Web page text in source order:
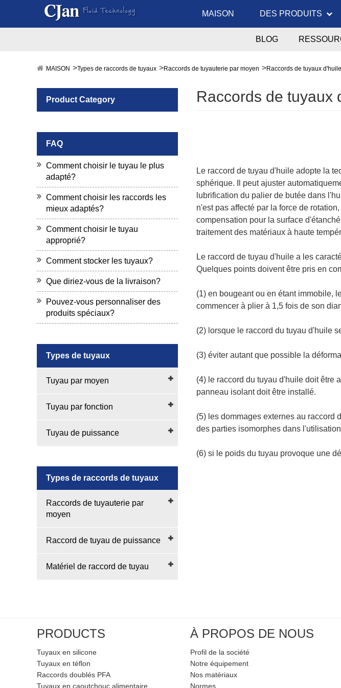
MAISON DES PRODUITS
BLOG
MAISON Types de raccords de tuyaux Raccords de tuyauterie par moyen Raccords de tuyaux d'huile
Product Category
FAQ
Comment choisir le tuyau le plus
adapté?
Comment choisir les raccords les
mieux adaptés?
Comment choisir le tuyau
approprié?
Comment stocker les tuyaux?
Que diriez-vous de la livraison?
Pouvez-vous personnaliser des
produits spéciaux?
Types de tuyaux
Tuyau par moyen
Tuyau par fonction
Tuyau de puissance
Types de raccords de tuyaux
Raccords de tuyauterie par
moyen
Raccord de tuyau de puissance
Matériel de raccord de tuyau
Raccords de tuyaux
Le raccord de tuyau d'huile adopte la
sphérique. Il peut ajuster
lubrification du palier de butée dans
n'est pas affecté par la force de
compensation pour la surface
traitement des matériaux à haute
Le raccord de tuyau d'huile a les
Quelques points doivent être pris en
(1) en bougeant ou en étant immobile,
commencer à plier à 1,5 fois de son
(2) lorsque le raccord du tuyau d'huile
(3) éviter autant que possible la
(4) le raccord du tuyau d'huile doit être
panneau isolant doit être installé.
(5) les dommages externes au raccord
des parties isomorphes dans
(6) si le poids du tuyau provoque une
PRODUCTS
Tuyaux en silicone
Tuyaux en téflon
Raccords doublés PFA
Tuyaux en caoutchouc alimentaire
À PROPOS DE NOUS
Profil de la société
Notre équipement
Nos matériaux
Normes